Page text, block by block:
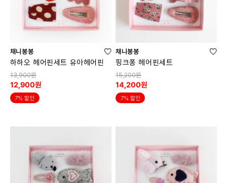
채니봉봉
하하오 헤어핀세트 유아헤어핀
13,900원
12,900원
7% 할인
채니봉봉
핑크퐁 헤어핀세트
15,200원
14,200원
7% 할인